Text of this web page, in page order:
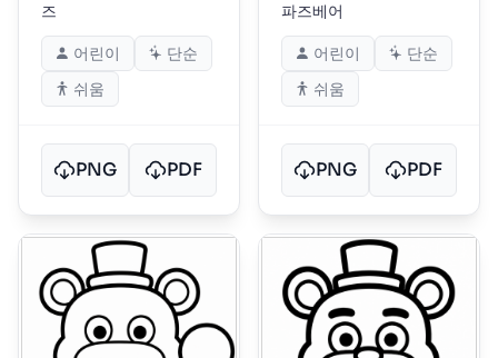
즈
어린이
단순
쉬움
PNG PDF
파즈베어
어린이
단순
쉬움
PNG PDF